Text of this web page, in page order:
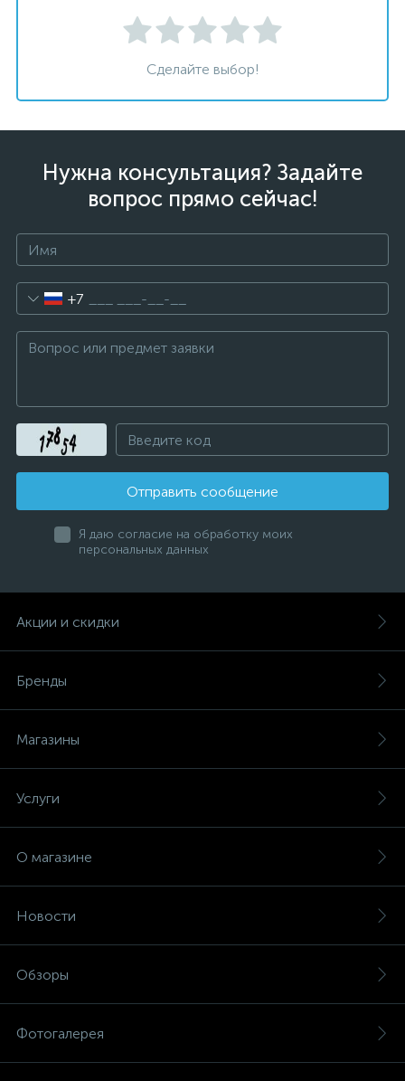
Сделайте выбор!
Нужна консультация? Задайте
вопрос прямо сейчас!
+7
Отправить сообщение
Я даю согласие на обработку моих
персональных данных
Акции и скидки
Бренды
Магазины
Услуги
О магазине
Новости
Обзоры
Фотогалерея